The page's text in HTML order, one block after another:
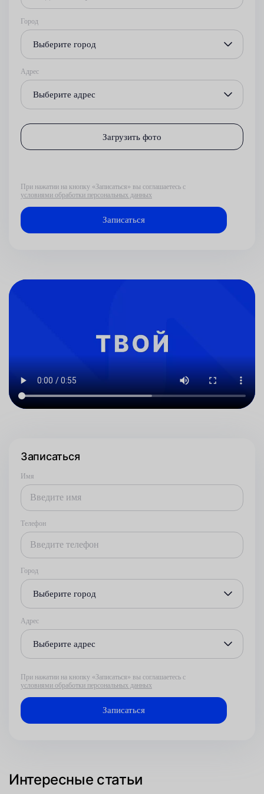
Город
Выберите город
Адрес
Выберите адрес
Загрузить фото
При нажатии на кнопку «Записаться» вы соглашаетесь с
условиями обработки персональных данных
Записаться
Имя
Телефон
Город
Выберите город
Адрес
Выберите адрес
При нажатии на кнопку «Записаться» вы соглашаетесь с
условиями обработки персональных данных
Интересные статьи